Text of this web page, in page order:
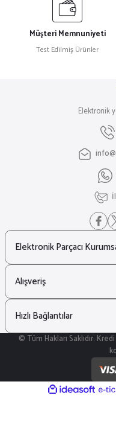
Ürün bilgilerinde hatalar
Ürün fiyatı diğer sitelerden
Bu ürüne benzer farklı
Müşteri Memnuniyeti
Test Edilmiş Ürünler
Elektronik
Elektronik Parçacı
Alışveriş
Hızlı Bağlantılar
© Tüm Hakları Saklıdır.